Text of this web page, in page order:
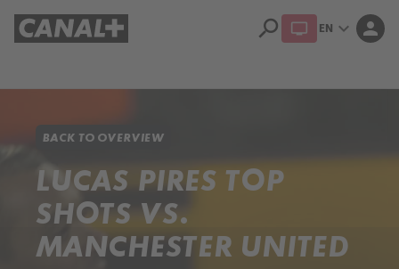
search EN expand_more person
BACK TO OVERVIEW
LUCAS PIRES TOP
SHOTS VS.
MANCHESTER UNITED